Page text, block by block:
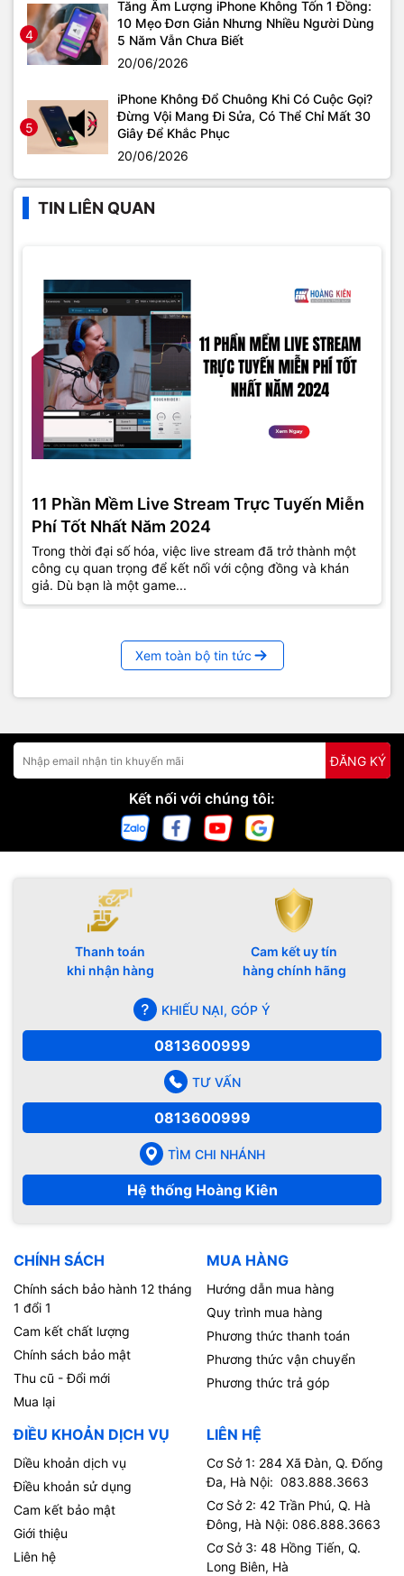
4
Tăng Âm Lượng iPhone Không Tốn 1 Đồng:
10 Mẹo Đơn Giản Nhưng Nhiều Người Dùng
5 Năm Vẫn Chưa Biết
20/06/2026
5
iPhone Không Đổ Chuông Khi Có Cuộc Gọi?
Đừng Vội Mang Đi Sửa, Có Thể Chỉ Mất 30
Giây Để Khắc Phục
20/06/2026
TIN LIÊN QUAN
11 Phần Mềm Live Stream Trực Tuyến Miễn
Phí Tốt Nhất Năm 2024
Trong thời đại số hóa, việc live stream đã trở thành một
công cụ quan trọng để kết nối với cộng đồng và khán
giả. Dù bạn là một game...
Xem toàn bộ tin tức
ĐĂNG KÝ
Kết nối với chúng tôi:
Thanh toán
khi nhận hàng
Cam kết uy tín
hàng chính hãng
KHIẾU NẠI, GÓP Ý
0813600999
TƯ VẤN
0813600999
TÌM CHI NHÁNH
Hệ thống Hoàng Kiên
CHÍNH SÁCH
Chính sách bảo hành 12 tháng
1 đổi 1
Cam kết chất lượng
Chính sách bảo mật
Thu cũ - Đổi mới
Mua lại
MUA HÀNG
Hướng dẫn mua hàng
Quy trình mua hàng
Phương thức thanh toán
Phương thức vận chuyển
Phương thức trả góp
ĐIỀU KHOẢN DỊCH VỤ
Diều khoản dịch vụ
Điều khoản sử dụng
Cam kết bảo mật
Giới thiệu
Liên hệ
LIÊN HỆ
Cơ Sở 1: 284 Xã Đàn, Q. Đống
Đa, Hà Nội: 083.888.3663
Cơ Sở 2: 42 Trần Phú, Q. Hà
Đông, Hà Nội: 086.888.3663
Cơ Sở 3: 48 Hồng Tiến, Q.
Long Biên, Hà